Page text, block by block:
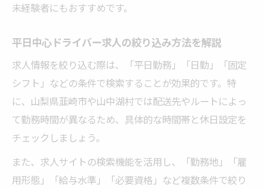
未経験者にもおすすめです。
平日中心ドライバー求人の絞り込み方法を解説
求人情報を絞り込む際は、「平日勤務」「日勤」「固定
シフト」などの条件で検索することが効果的です。特
に、山梨県韮崎市や山中湖村では配送先やルートによっ
て勤務時間が異なるため、具体的な時間帯と休日設定を
チェックしましょう。
また、求人サイトの検索機能を活用し、「勤務地」「雇
用形態」「給与水準」「必要資格」など複数条件で絞り